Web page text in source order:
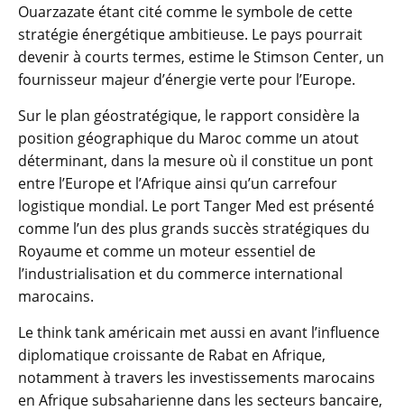
Ouarzazate étant cité comme le symbole de cette
stratégie énergétique ambitieuse. Le pays pourrait
devenir à courts termes, estime le Stimson Center, un
fournisseur majeur d’énergie verte pour l’Europe.
Sur le plan géostratégique, le rapport considère la
position géographique du Maroc comme un atout
déterminant, dans la mesure où il constitue un pont
entre l’Europe et l’Afrique ainsi qu’un carrefour
logistique mondial. Le port Tanger Med est présenté
comme l’un des plus grands succès stratégiques du
Royaume et comme un moteur essentiel de
l’industrialisation et du commerce international
marocains.
Le think tank américain met aussi en avant l’influence
diplomatique croissante de Rabat en Afrique,
notamment à travers les investissements marocains
en Afrique subsaharienne dans les secteurs bancaire,